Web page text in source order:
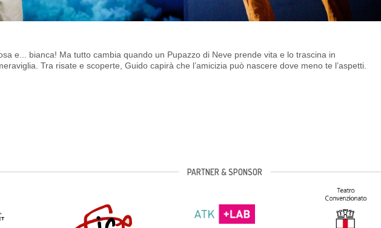
e... bianca! Ma tutto cambia quando un Pupazzo di Neve prende vita e lo trascina in
Tra risate e scoperte, Guido capirà che l’amicizia può nascere dove meno te l’aspetti.
PARTNER & SPONSOR